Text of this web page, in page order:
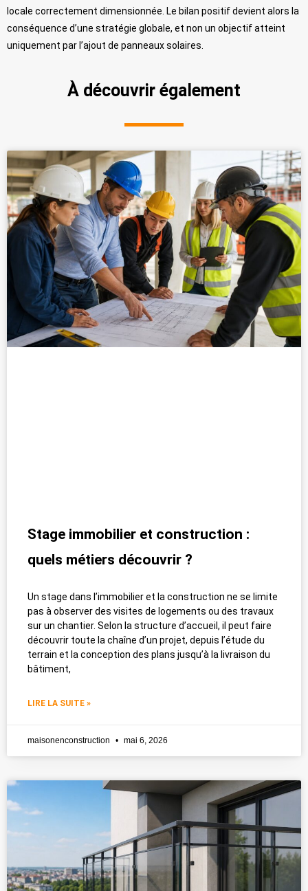
locale correctement dimensionnée. Le bilan positif devient alors la
conséquence d’une stratégie globale, et non un objectif atteint
uniquement par l’ajout de panneaux solaires.
À découvrir également
Stage immobilier et construction :
quels métiers découvrir ?
Un stage dans l’immobilier et la construction ne se limite
pas à observer des visites de logements ou des travaux
sur un chantier. Selon la structure d’accueil, il peut faire
découvrir toute la chaîne d’un projet, depuis l’étude du
terrain et la conception des plans jusqu’à la livraison du
bâtiment,
LIRE LA SUITE »
maisonenconstruction mai 6, 2026